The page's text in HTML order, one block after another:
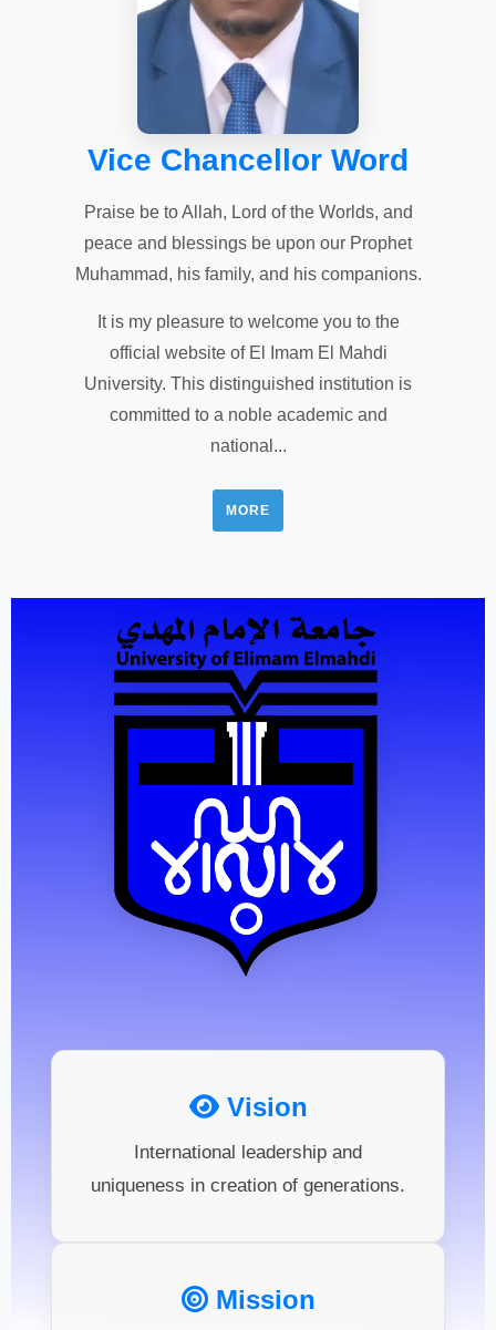
Vice Chancellor Word
Praise be to Allah, Lord of the Worlds, and
peace and blessings be upon our Prophet
Muhammad, his family, and his companions.
It is my pleasure to welcome you to the
official website of El Imam El Mahdi
University. This distinguished institution is
committed to a noble academic and
national...
MORE
Vision
International leadership and
uniqueness in creation of generations.
Mission